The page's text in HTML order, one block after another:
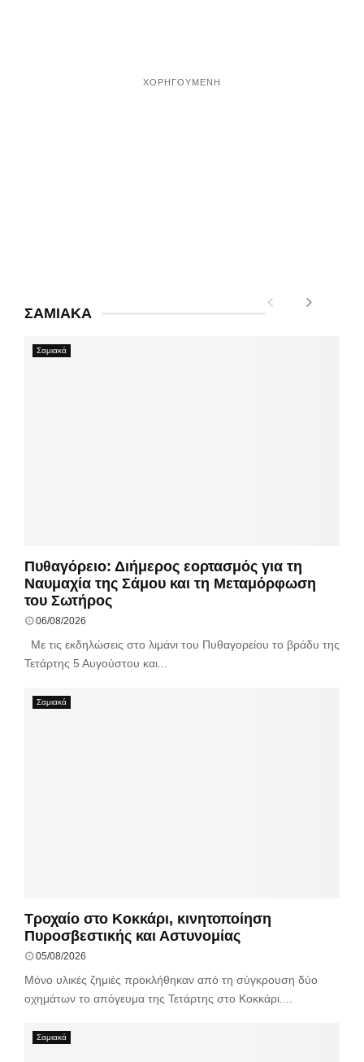
ΧΟΡΗΓΟΎΜΕΝΗ
ΣΑΜΙΑΚΑ
Σαμιακά
Πυθαγόρειο: Διήμερος εορτασμός για τη
Ναυμαχία της Σάμου και τη Μεταμόρφωση
του Σωτήρος
06/08/2026
Με τις εκδηλώσεις στο λιμάνι του Πυθαγορείου το βράδυ της
Τετάρτης 5 Αυγούστου και...
Σαμιακά
Τροχαίο στο Κοκκάρι, κινητοποίηση
Πυροσβεστικής και Αστυνομίας
05/08/2026
Μόνο υλικές ζημιές προκλήθηκαν από τη σύγκρουση δύο
οχημάτων το απόγευμα της Τετάρτης στο Κοκκάρι....
Σαμιακά